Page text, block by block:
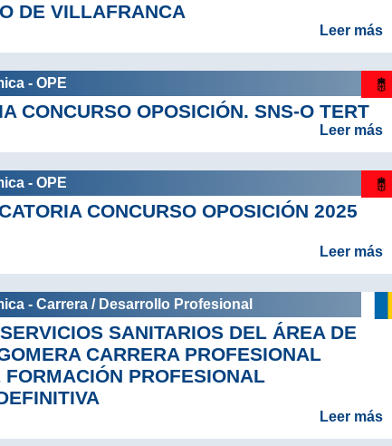
DE VILLAFRANCA
Leer más
- OPE
CONCURSO OPOSICIÓN. SNS-O TERT
Leer más
- OPE
CONCURSO OPOSICIÓN 2025
Leer más
- Carrera / Desarrollo Profesional
SANITARIOS DEL ÁREA DE
CARRERA PROFESIONAL
PROFESIONAL
Leer más